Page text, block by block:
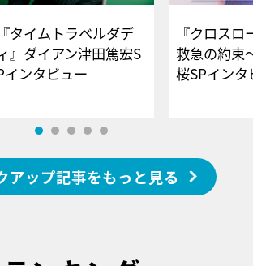
『タイムトラベルダデ
』ダイアン津田篤宏S
インタビュー
『クロス
救急の約束
桜SPイ
アップ記事をもっと見る